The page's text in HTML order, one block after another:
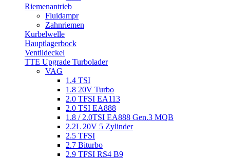
Riemenantrieb
Fluidampr
Zahnriemen
Kurbelwelle
Hauptlagerbock
Ventildeckel
TTE Upgrade Turbolader
VAG
1.4 TSI
1.8 20V Turbo
2.0 TFSI EA113
2.0 TSI EA888
1.8 / 2.0TSI EA888 Gen.3 MQB
2.2L 20V 5 Zylinder
2.5 TFSI
2.7 Biturbo
2.9 TFSI RS4 B9